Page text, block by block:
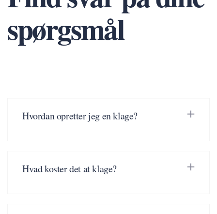
spørgsmål
Hvordan opretter jeg en klage?
Hvad koster det at klage?